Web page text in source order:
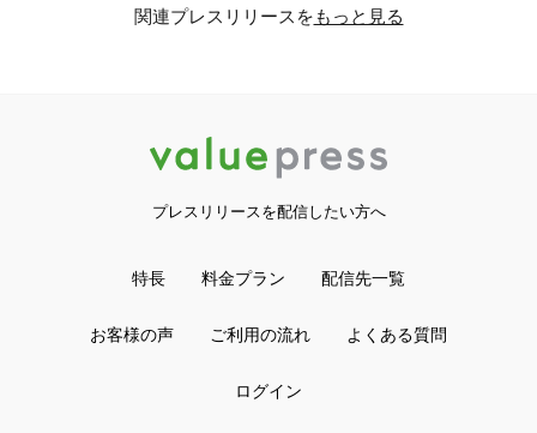
関連プレスリリースをもっと見る
プレスリリースを配信したい方へ
特長 料金プラン 配信先一覧
お客様の声 ご利用の流れ よくある質問
ログイン